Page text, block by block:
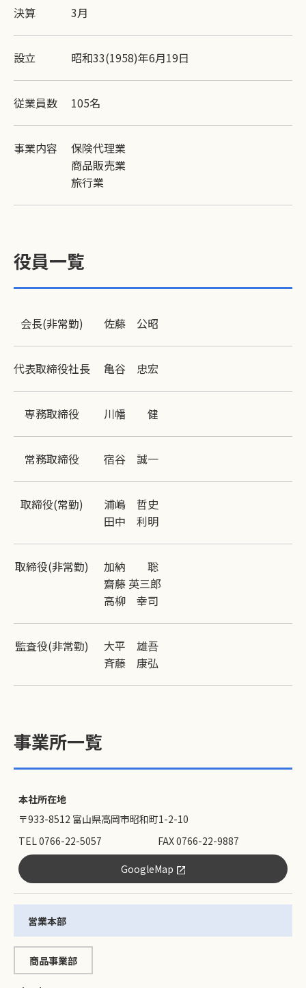
決算 3月
設立 昭和33(1958)年6月19日
従業員数 105名
事業内容
保険代理業
商品販売業
旅行業
役員一覧
会長(非常勤) 佐藤 公昭
代表取締役社長 亀谷 忠宏
専務取締役 川幡 健
常務取締役 宿谷 誠一
取締役(常勤)
浦嶋 哲史
田中 利明
取締役(非常勤)
加納 聡
齋藤 英三郎
高柳 幸司
監査役(非常勤)
大平 雄吾
斉藤 康弘
事業所一覧
本社所在地
〒933-8512 富山県高岡市昭和町1-2-10
TEL 0766-22-5057
FAX 0766-22-9887
GoogleMap
営業本部
商品事業部